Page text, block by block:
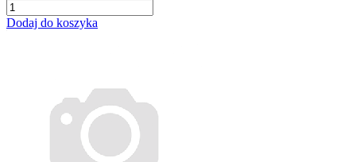
Dodaj do koszyka